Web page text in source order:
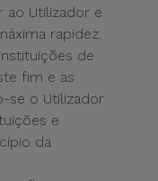
ao Utilizador e
rapidez.
de
fim e as
se o Utilizador
e
da